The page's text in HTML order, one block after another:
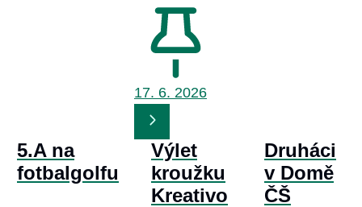
17. 6. 2026
5.A na
fotbalgolfu
Výlet
kroužku
Kreativo
Druháci
v Domě
ČŠ